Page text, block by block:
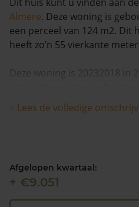
Almere. Deze woning is
een perceel van 124 m2. Dit
heeft zo’n 55 vierkante
Deze woning is 20232018 in
10% meer waard geworden.
verkopen bekend voor deze
Kadasterdata is de kans
is en dat er bespaard zou
gemeentelijke belastingen.
+ Lees de volledige
Afgelopen kwartaal:
+ €9.051